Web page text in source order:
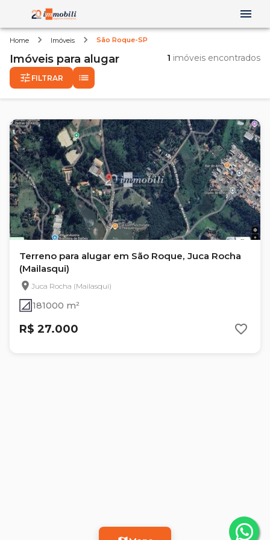
Home Imóveis São Roque-SP
Imóveis para alugar 1 imóveis encontrados
FILTRAR
Terreno para alugar em São Roque, Juca Rocha
(Mailasqui)
Juca Rocha (Mailasqui)
181000 m²
R$ 27.000